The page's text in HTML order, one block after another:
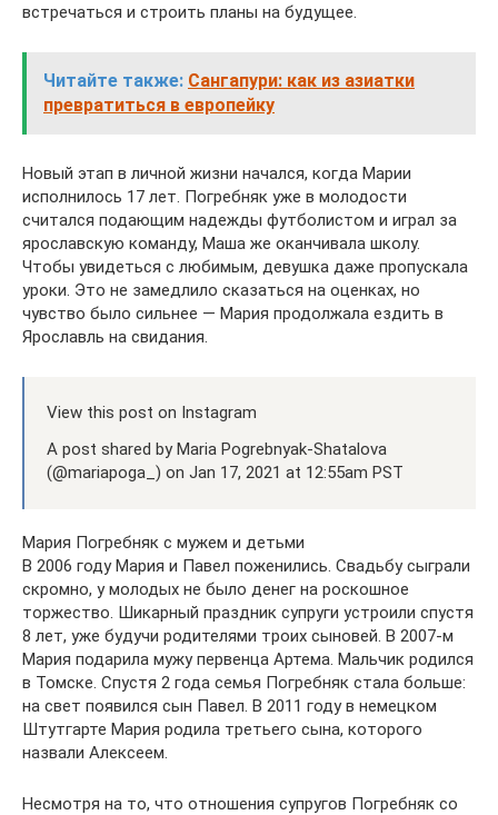
встречаться и строить планы на будущее.
Читайте также: Сангапури: как из азиатки
превратиться в европейку
Новый этап в личной жизни начался, когда Марии
исполнилось 17 лет. Погребняк уже в молодости
считался подающим надежды футболистом и играл за
ярославскую команду, Маша же оканчивала школу.
Чтобы увидеться с любимым, девушка даже пропускала
уроки. Это не замедлило сказаться на оценках, но
чувство было сильнее — Мария продолжала ездить в
Ярославль на свидания.
View this post on Instagram
A post shared by Maria Pogrebnyak-Shatalova
(@mariapoga_) on Jan 17, 2021 at 12:55am PST
Мария Погребняк с мужем и детьми
В 2006 году Мария и Павел поженились. Свадьбу сыграли
скромно, у молодых не было денег на роскошное
торжество. Шикарный праздник супруги устроили спустя
8 лет, уже будучи родителями троих сыновей. В 2007-м
Мария подарила мужу первенца Артема. Мальчик родился
в Томске. Спустя 2 года семья Погребняк стала больше:
на свет появился сын Павел. В 2011 году в немецком
Штутгарте Мария родила третьего сына, которого
назвали Алексеем.
Несмотря на то, что отношения супругов Погребняк со